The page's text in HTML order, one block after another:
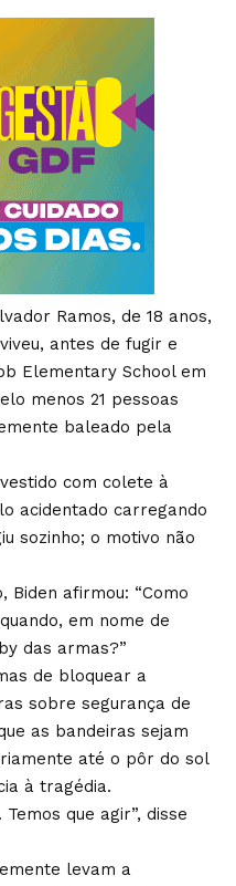
Ramos, de 18 anos,
antes de fugir e
Elementary School em
menos 21 pessoas
baleado pela
com colete à
acidentado carregando
sozinho; o motivo não
Biden afirmou: “Como
em nome de
das armas?”
de bloquear a
sobre segurança de
as bandeiras sejam
até o pôr do sol
à tragédia.
que agir”, disse
levam a